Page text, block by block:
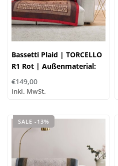
Bassetti Plaid | TORCELLO
R1 Rot | Außenmaterial:
100% Baumwolle, Füllung:
100% Polyester
€149,00
inkl. MwSt.
SALE -13%